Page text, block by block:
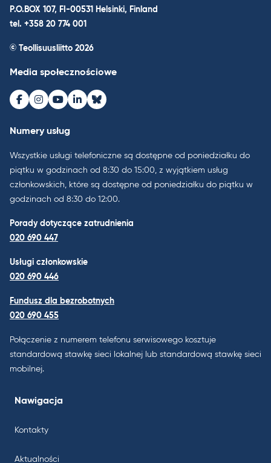
P.O.BOX 107, FI-00531 Helsinki, Finland
tel. +358 20 774 001
© Teollisuusliitto 2026
Media społecznościowe
Facebook
Instagram
Youtube
LinkedInBluesky
Numery usług
Wszystkie usługi telefoniczne są dostępne od poniedziałku do
piątku w godzinach od 8:30 do 15:00, z wyjątkiem usług
członkowskich, które są dostępne od poniedziałku do piątku w
godzinach od 8:30 do 12:00.
Porady dotyczące zatrudnienia
020 690 447
Usługi członkowskie
020 690 446
Fundusz dla bezrobotnych
020 690 455
Połączenie z numerem telefonu serwisowego kosztuje
standardową stawkę sieci lokalnej lub standardową stawkę sieci
mobilnej.
Nawigacja
Kontakty
Aktualności